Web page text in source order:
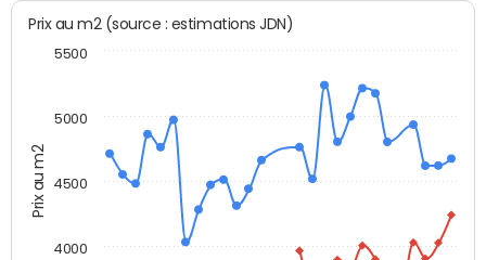
Prix au m2
Prix au m2 (source : estimations JDN)
4000
4500
5000
5500